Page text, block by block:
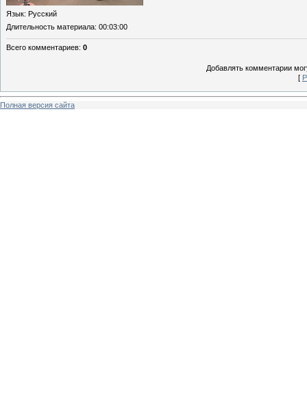
Язык: Русский
Длительность материала: 00:03:00
Всего комментариев: 0
Добавлять комментарии
[
Полная версия сайта